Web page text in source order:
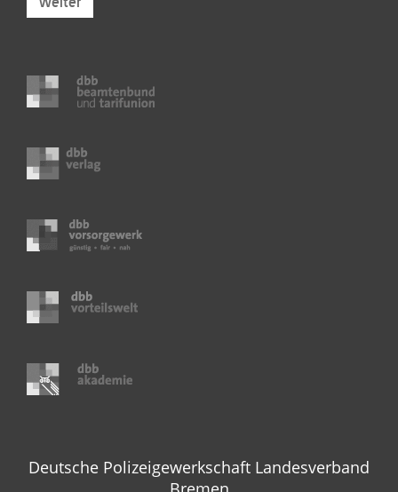
Deutsche Polizeigewerkschaft Landesverband